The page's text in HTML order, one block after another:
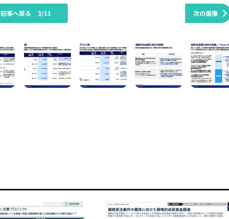
次の画像
事へ戻る 3/11